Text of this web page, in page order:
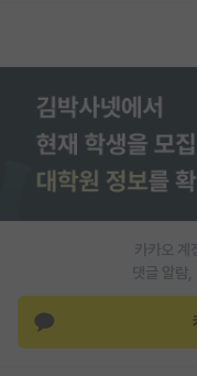
취업 게시판
임용 후기 게시판
인문사회 계열 게시
특수/전문대학원 게
반도체/AI 게시판
카카오 계
댓글 알람,